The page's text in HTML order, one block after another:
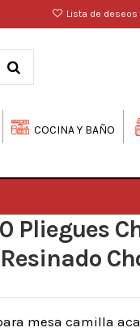
Lista de deseos
COCINA Y BAÑO
Pliegues
Resinado
mesa camilla